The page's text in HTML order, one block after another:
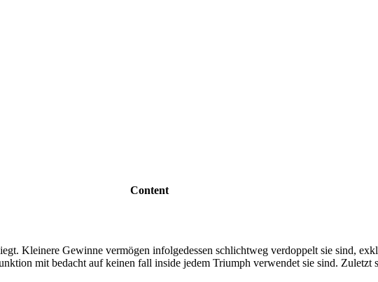
Content
Kleinere Gewinne vermögen infolgedessen schlichtweg verdoppelt sie sind,
mit bedacht auf keinen fall inside jedem Triumph verwendet sie sind. Zuletzt